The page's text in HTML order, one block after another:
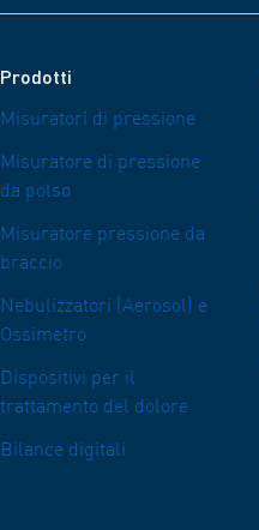
Prodotti
Misuratori di pressione
Misuratore di pressione
da polso
Misuratore pressione da
braccio
Nebulizzatori (Aerosol) e
Ossimetro
Dispositivi per il
trattamento del dolore
Bilance digitali